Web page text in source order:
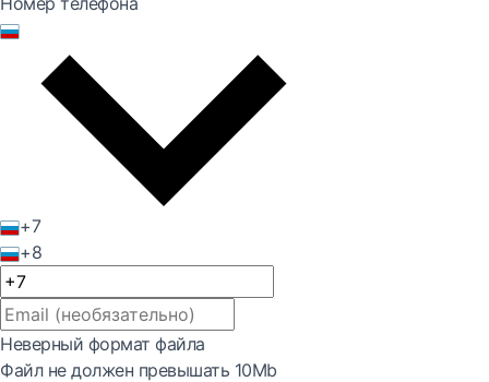
+7
+8
Неверный формат файла
Файл не должен превышать 10Mb